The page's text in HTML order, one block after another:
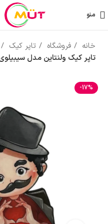
منو
خانه فروشگاه تاپر کیک
تاپر کیک ولنتاین مدل سیبیلوی
-17%